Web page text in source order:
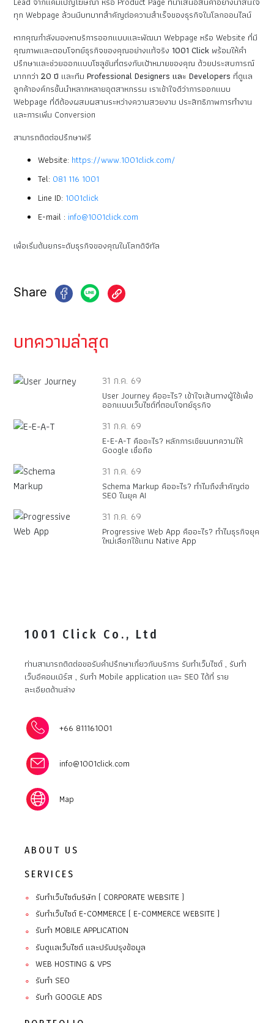
ทุก Webpage ล้วนมีบทบาทสำคัญต่อความสำเร็จของธุรกิจในโลกออนไลน์
หากคุณกำลังมองหาบริการออกแบบและพัฒนา Webpage หรือ Website ที่มี
คุณภาพและตอบโจทย์ธุรกิจของคุณอย่างแท้จริง 1001 Click พร้อมให้คำ
ปรึกษาและช่วยออกแบบโซลูชันที่ตรงกับเป้าหมายของคุณ ด้วยประสบการณ์
มากกว่า20 ปี และทีมProfessional Designers และ Developers ที่ดูแล
ลูกค้าองค์กรชั้นนำหลากหลายอุตสาหกรรม เราเข้าใจดีว่าการออกแบบ
Webpage ที่ดีต้องผสมผสานระหว่างความสวยงาม ประสิทธิภาพการทำงาน
และการเพิ่ม Conversion
สามารถติดต่อปรึกษาฟรี
Website: https://www.1001click.com/
Tel: 081 116 1001
Line ID: 1001click
E-mail : info@1001click.com
เพื่อเริ่มต้นยกระดับธุรกิจของคุณในโลกดิจิทัล
Share
บทความล่าสุด
31 ก.ค. 69
User Journey คืออะไร? เข้าใจเส้นทางผู้ใช้เพื่อ
ออกแบบเว็บไซต์ที่ตอบโจทย์ธุรกิจ
31 ก.ค. 69
E-E-A-T คืออะไร? หลักการเขียนบทความให้
Google เชื่อถือ
31 ก.ค. 69
Schema Markup คืออะไร? ทำไมถึงสำคัญต่อ
SEO ในยุค AI
31 ก.ค. 69
Progressive Web App คืออะไร? ทำไมธุรกิจยุค
ใหม่เลือกใช้แทน Native App
1001 Click Co., Ltd
ท่านสามารถติดต่อขอรับคำปรึกษาเกี่ยวกับบริการ รับทำเว็บไซต์ , รับทำ
เว็บอีคอมเมิร์ส , รับทำ Mobile application และ SEO ได้ที่ ราย
ละเอียดด้านล่าง
+66 811161001
info@1001click.com
Map
ABOUT US
SERVICES
∘ รับทำเว็บไซต์บริษัท ( CORPORATE WEBSITE )
∘ รับทำเว็บไซต์ E-COMMERCE ( E-COMMERCE WEBSITE )
∘ รับทํา MOBILE APPLICATION
∘ รับดูแลเว็บไซต์ และปรับปรุงข้อมูล
∘ WEB HOSTING & VPS
∘ รับทำ SEO
∘ รับทำ GOOGLE ADS